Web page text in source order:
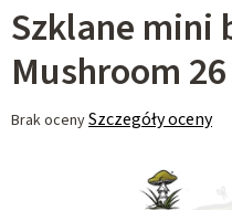
Szklane mini
Mushroom
Średnia
Brak ocenySzczegóły oceny